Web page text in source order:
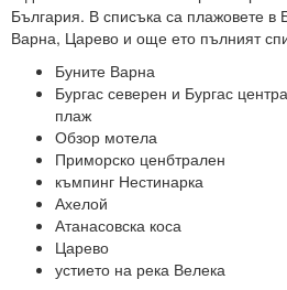
България. В списъка са плажовете в
Варна, Царево и още ето пълният
Буните Варна
Бургас северен и Бургас
плаж
Обзор мотела
Приморско ценбтрален
къмпинг Нестинарка
Ахелой
Атанасовска коса
Царево
устието на река Велека